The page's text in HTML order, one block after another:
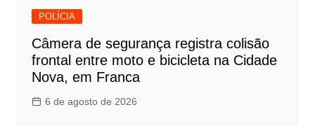
POLÍCIA
Câmera de segurança registra colisão
frontal entre moto e bicicleta na Cidade
Nova, em Franca
6 de agosto de 2026